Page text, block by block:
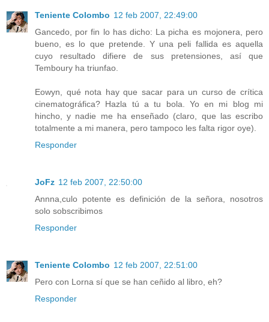
Teniente Colombo 12 feb 2007, 22:49:00
Gancedo, por fin lo has dicho: La picha es mojonera, pero
bueno, es lo que pretende. Y una peli fallida es aquella
cuyo resultado difiere de sus pretensiones, así que
Temboury ha triunfao.
Eowyn, qué nota hay que sacar para un curso de crítica
cinematográfica? Hazla tú a tu bola. Yo en mi blog mi
hincho, y nadie me ha enseñado (claro, que las escribo
totalmente a mi manera, pero tampoco les falta rigor oye).
Responder
JoFz 12 feb 2007, 22:50:00
Annna,culo potente es definición de la señora, nosotros
solo sobscribimos
Responder
Teniente Colombo 12 feb 2007, 22:51:00
Pero con Lorna sí que se han ceñido al libro, eh?
Responder